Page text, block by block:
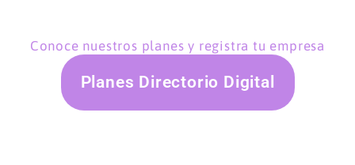
Conoce nuestros planes y registra tu empresa
Planes Directorio Digital